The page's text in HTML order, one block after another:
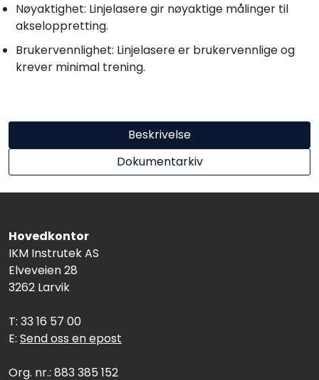
Nøyaktighet: Linjelasere gir nøyaktige målinger til
akseloppretting.
Brukervennlighet: Linjelasere er brukervennlige og
krever minimal trening.
Beskrivelse
Dokumentarkiv
Hovedkontor
IKM Instrutek AS
Elveveien 28
3262 Larvik
T: 33 16 57 00
E: Send oss en epost
Org. nr.: 883 385 152